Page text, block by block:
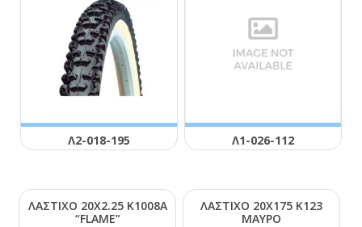
Λ2-018-195 Λ1-026-112
ΛΑΣΤΙΧΟ 20Χ2.25 Κ1008Α
“FLΑΜΕ”
ΛΑΣΤΙΧΟ 20Χ175 Κ123
ΜΑΥΡΟ